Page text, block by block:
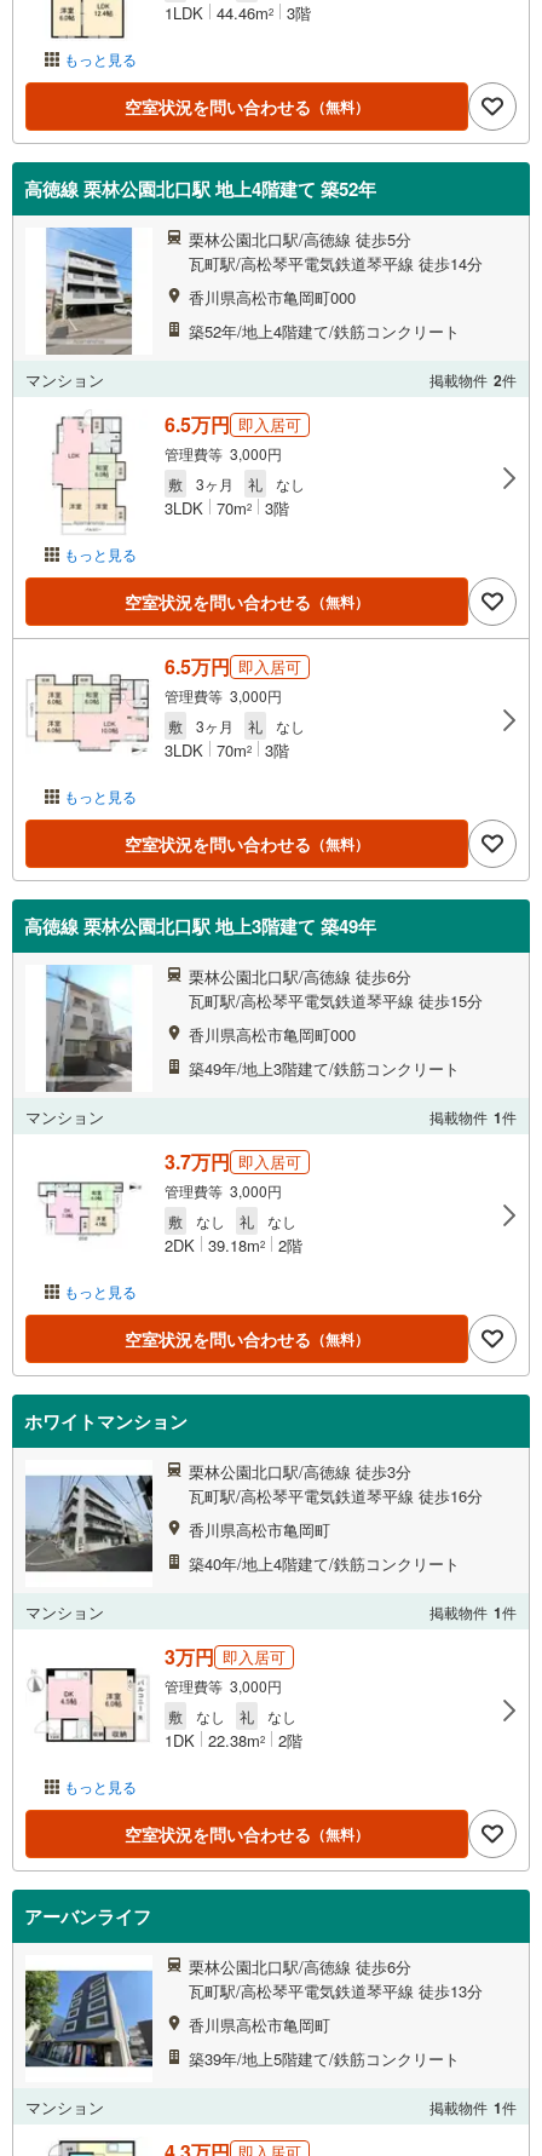
もっと見る
1LDK 44.46m2 3階
空室状況を問い合わせる （無料）
高徳線 栗林公園北口駅 地上4階建て 築52年
栗林公園北口駅/高徳線 徒歩5分
瓦町駅/高松琴平電気鉄道琴平線 徒歩14分
香川県高松市亀岡町000
築52年/地上4階建て/鉄筋コンクリート
マンション 掲載物件 2件
もっと見る
6.5万円 即入居可
管理費等 3,000円
敷
3ヶ月 礼 なし
3LDK 70m2 3階
空室状況を問い合わせる （無料）
もっと見る
6.5万円 即入居可
管理費等 3,000円
敷
3ヶ月 礼 なし
3LDK 70m2 3階
空室状況を問い合わせる （無料）
高徳線 栗林公園北口駅 地上3階建て 築49年
栗林公園北口駅/高徳線 徒歩6分
瓦町駅/高松琴平電気鉄道琴平線 徒歩15分
香川県高松市亀岡町000
築49年/地上3階建て/鉄筋コンクリート
マンション 掲載物件 1件
もっと見る
3.7万円 即入居可
管理費等 3,000円
敷
なし 礼 なし
2DK 39.18m2 2階
空室状況を問い合わせる （無料）
ホワイトマンション
栗林公園北口駅/高徳線 徒歩3分
瓦町駅/高松琴平電気鉄道琴平線 徒歩16分
香川県高松市亀岡町
築40年/地上4階建て/鉄筋コンクリート
マンション 掲載物件 1件
もっと見る
3万円 即入居可
管理費等 3,000円
敷
なし 礼 なし
1DK 22.38m2 2階
空室状況を問い合わせる （無料）
アーバンライフ
栗林公園北口駅/高徳線 徒歩6分
瓦町駅/高松琴平電気鉄道琴平線 徒歩13分
香川県高松市亀岡町
築39年/地上5階建て/鉄筋コンクリート
マンション 掲載物件 1件